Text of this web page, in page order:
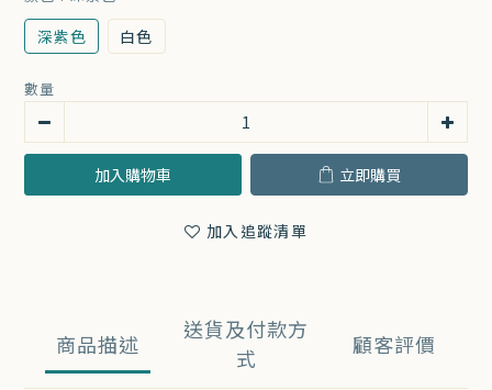
深紫色 白色
數量
加入購物車 立即購買
加入追蹤清單
商品描述
送貨及付款方
式
顧客評價